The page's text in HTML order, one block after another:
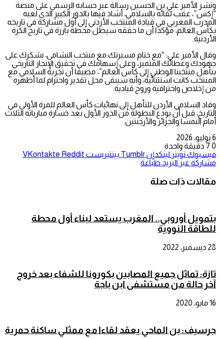
ونشر الأمير علي بن الحسين رسالة عبر حسابه الرسمي على منصة
“إكس”، عقب لقائه بالسلامي، أشاد فيها بالدور الكبير الذي لعبه
المدرب المغربي في قيادة المنتخب الأردني إلى أول مشاركة في تاريخه
بكأس العالم، مؤكدا أن ما حققه سيظل محطة بارزة في تاريخ الكرة
الأردنية.
وقال الأمير علي: “مع ختام مسيرتك مع منتخب النشامى، نشكرك على
جهودك وعطائك المتميز، وعلى إسهامك في تحقيق الإنجاز التاريخي
بتأهل منتخبنا الوطني إلى كأس العالم”، مضيفا أن تجربة السلامي مع
المنتخب كانت استثنائية، وأنه سيبقى محل تقدير واحترام لما أظهره
من إخلاص واحترافية وروح قيادية.
وقاد السلامي الأردن للتأهل إلى نهائيات كأس العالم للمرة الأولى في
التاريخ، قبل أن يودع البطولة من الدور الأول بعد خسارة مبارياته الثلاث
أمام النمسا والجزائر والأرجنتين.
6 يوليو، 2026
0
دقيقة واحدة
فيسبوك تويتر لينكدإن بينتيريست
مشاركة عبر البريد طباعة
مقالات ذات صلة
بتمويل أوروبي.. المغرب يستعد لبناء أول محطة
للطاقة النووية
28 ديسمبر، 2022
تازة: تماثل جميع المصابين بكورونا للشفاء بعد خروج
آخر حالة من مستشفى ابن باجة
16 مايو، 2020
جرسيف: بن الماحي يعقد لقاءا مع ممثلي ساكنة حمرية